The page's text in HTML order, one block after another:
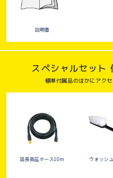
説明書
スペシャルセット
標準付属品のほかにアク
延長高圧ホース10m ウォッシ